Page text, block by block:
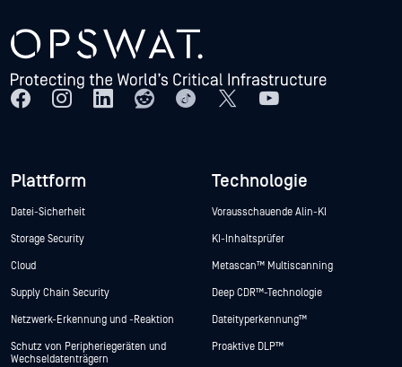
Plattform
Datei-Sicherheit
Storage Security
Cloud
Supply Chain Security
Netzwerk-Erkennung und -Reaktion
Schutz von Peripheriegeräten und
Wechseldatenträgern
Technologie
Vorausschauende Alin-KI
KI-Inhaltsprüfer
Metascan™ Multiscanning
Deep CDR™-Technologie
Dateityperkennung™
Proaktive DLP™